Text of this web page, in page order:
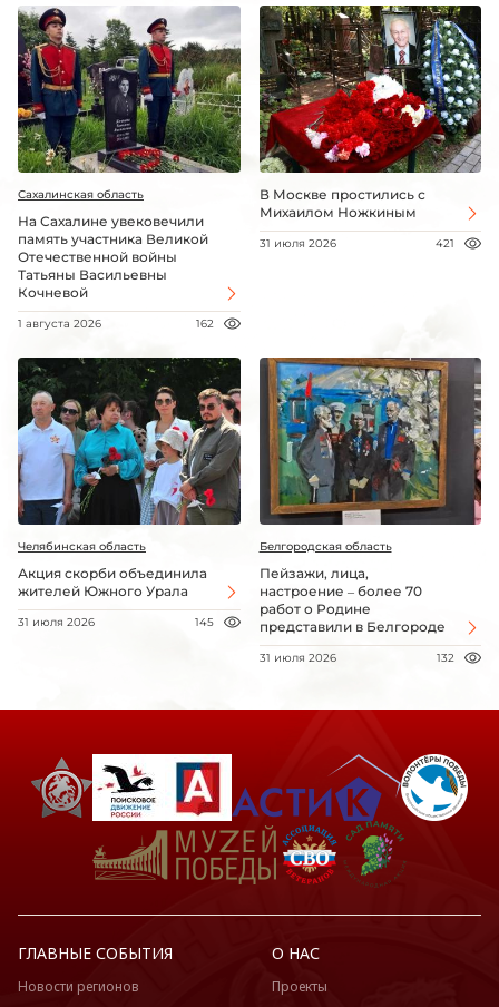
Сахалинская область
На Сахалине увековечили
память участника Великой
Отечественной войны
Татьяны Васильевны
Кочневой
1 августа 2026 162
В Москве простились с
Михаилом Ножкиным
31 июля 2026 421
Челябинская область
Акция скорби объединила
жителей Южного Урала
31 июля 2026 145
Белгородская область
Пейзажи, лица,
настроение – более 70
работ о Родине
представили в Белгороде
31 июля 2026 132
ГЛАВНЫЕ СОБЫТИЯ
Новости регионов
О НАС
Проекты